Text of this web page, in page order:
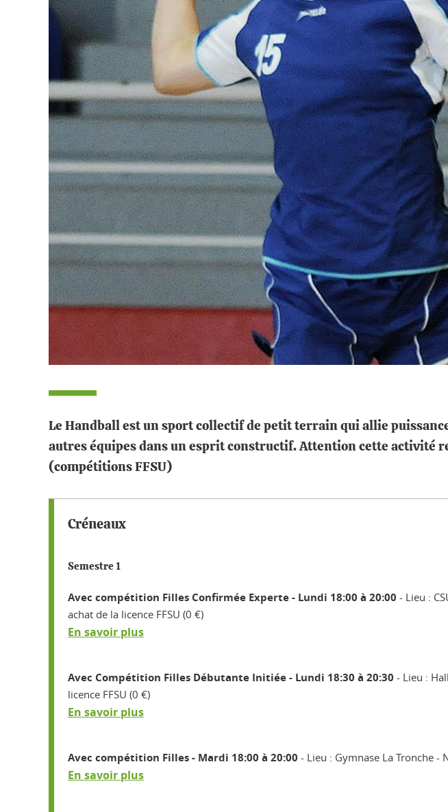
Le Handball est un sport collectif de petit terrain qui allie
autres équipes dans un esprit constructif. Attention cette
(compétitions FFSU)
Créneaux
Semestre 1
Avec compétition Filles Confirmée Experte - Lundi 18:00 à 20:00 Lieu :
achat de la licence FFSU (0 €)
En savoir plus
Avec Compétition Filles Débutante Initiée - Lundi 18:30 à 20:30 Lieu :
licence FFSU (0 €)
En savoir plus
Avec compétition Filles - Mardi 18:00 à 20:00 Lieu : Gymnase La Tronche
En savoir plus